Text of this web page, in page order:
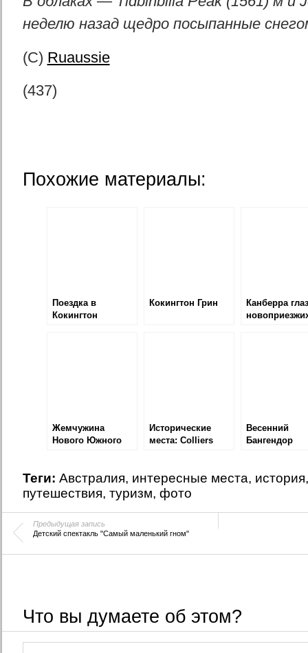
неделю назад щедро посыпанные
(С) Ruaussie
(437)
Похожие материалы:
Поездка в
Кокингтон
Кокингтон Грин
Канберра
Жемчужина
Нового Южного
Исторические
места: Colliers
Весенний
Бангендор
Теги: Австралия, интересные места, история
путешествия, туризм, фото
Предыдущая запись
Детский спектакль "Самый маленький гном"
Что вы думаете об этом?